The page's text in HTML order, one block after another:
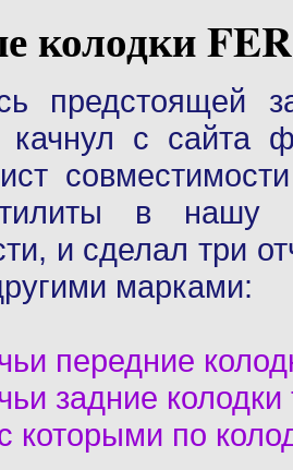
колодки
предстоящей
качнул с
в
и сделал три
марками:
передние
задние
которыми по